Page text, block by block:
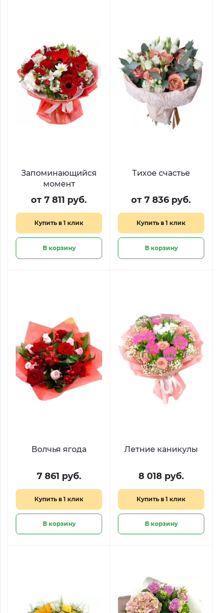
Запоминающийся
момент
от 7 811 руб.
Купить в 1 клик
В корзину
Тихое счастье
от 7 836 руб.
Купить в 1 клик
В корзину
Волчья ягода
7 861 руб.
Купить в 1 клик
В корзину
Летние каникулы
8 018 руб.
Купить в 1 клик
В корзину